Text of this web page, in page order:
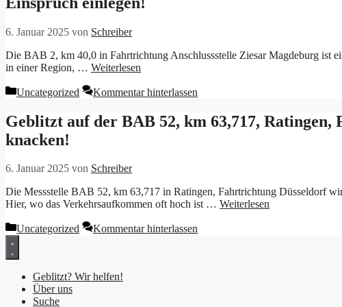
6. Januar 2025 von Schreiber
Die BAB 2, km 40,0 in Fahrtrichtung Anschlussstelle Ziesar Magdeburg ist
in einer Region, … Weiterlesen
Kategorien
Uncategorized Kommentar hinterlassen
Geblitzt auf der BAB 52, km 63,717, Ratingen,
knacken!
6. Januar 2025 von Schreiber
Die Messstelle BAB 52, km 63,717 in Ratingen, Fahrtrichtung Düsseldorf
Hier, wo das Verkehrsaufkommen oft hoch ist … Weiterlesen
Kategorien
Uncategorized Kommentar hinterlassen
Geblitzt? Wir helfen!
Über uns
Suche